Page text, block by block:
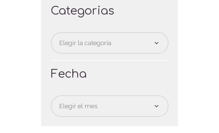
Categorias
Fecha